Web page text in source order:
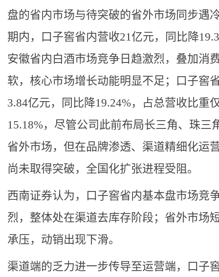
盘的省内市场与待突破的省外市场同步遇
期内，口子窖省内营收21亿元，同比降
安徽省内白酒市场竞争日趋激烈，叠加消
软，核心市场增长动能明显不足；口子窖
3.84亿元，同比降19.24%，占总营收比重
15.18%，尽管公司此前布局长三角、珠三
省外市场，但在品牌渗透、渠道精细化运
尚未取得突破，全国化扩张进程受阻。
西南证券认为，口子窖省内基本盘市场竞
烈，整体处在渠道去库存阶段；省外市场
承压，动销出现下滑。
渠道端的乏力进一步传导至运营端，口子